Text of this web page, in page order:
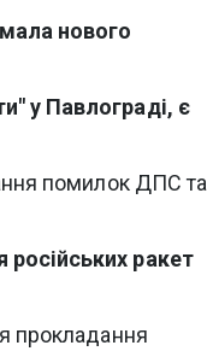
нового
у Павлограді, є
помилок ДПС та
російських ракет
прокладання